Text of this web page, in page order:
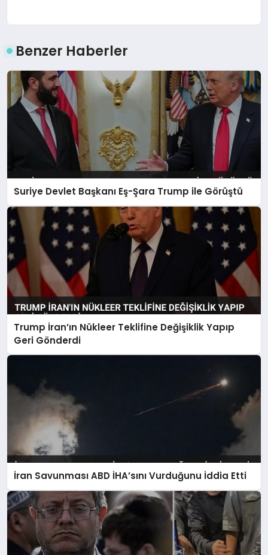
Benzer Haberler
Suriye Devlet Başkanı Eş-Şara Trump ile Görüştü
Trump İran’ın Nükleer Teklifine Değişiklik Yapıp
Geri Gönderdi
İran Savunması ABD İHA’sını Vurduğunu İddia Etti